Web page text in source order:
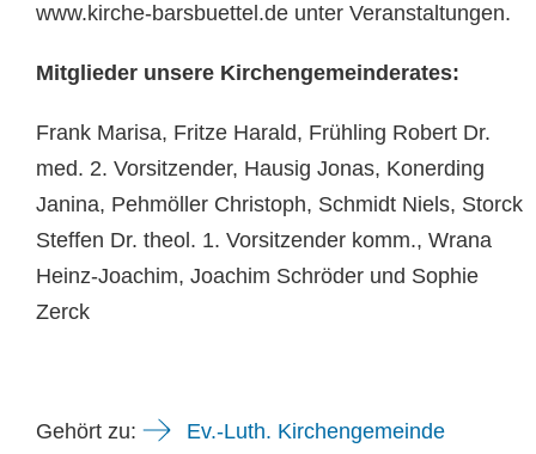
www.kirche-barsbuettel.de unter Veranstaltungen.
Mitglieder unsere Kirchengemeinderates:
Frank Marisa, Fritze Harald, Frühling Robert Dr.
med. 2. Vorsitzender, Hausig Jonas, Konerding
Janina, Pehmöller Christoph, Schmidt Niels, Storck
Steffen Dr. theol. 1. Vorsitzender komm., Wrana
Heinz-Joachim, Joachim Schröder und Sophie
Zerck
Gehört zu:
Ev.-Luth. Kirchengemeinde